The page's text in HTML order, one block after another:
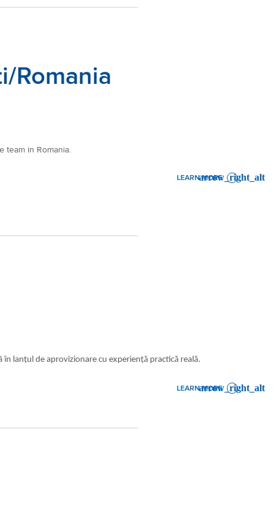
Romania
team in Romania.
LEARN MORE
: FINANCIAL CONTROLLER
lanțul de aprovizionare cu experiență practică reală.
LEARN MORE
: SALES CADET CLUJ